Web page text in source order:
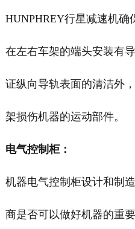
HUNPHREY行星减速机确
在左右车架的端头安装有
证纵向导轨表面的清洁外
架损伤机器的运动部件。
电气控制柜：
机器电气控制柜设计和制
商是否可以做好机器的重